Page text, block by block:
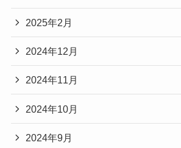
2025年2月
2024年12月
2024年11月
2024年10月
2024年9月